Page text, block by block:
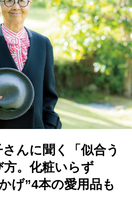
んに聞く「似合う
。化粧いらず
げ”4本の愛用品も